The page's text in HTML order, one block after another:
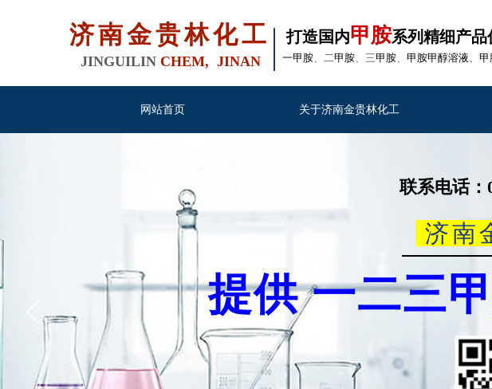
济南金贵林化工 打造国内甲胺系列精细产品
一甲胺、二甲胺、三甲胺、 甲胺甲醇溶液、 甲
JINGUILIN CHEM, JINAN
网站首页 关于济南金贵林化工
联系电话：
济南
提供 一二三